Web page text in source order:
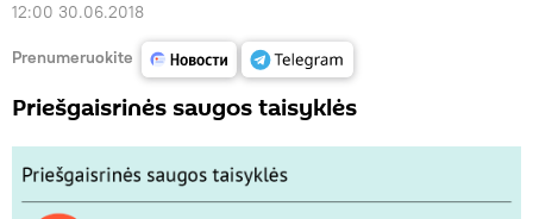
12:00 30.06.2018
Prenumeruokite
Priešgaisrinės saugos taisyklės